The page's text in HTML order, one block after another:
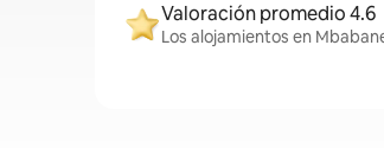
Valoración promedio 4.6
Los alojamientos en